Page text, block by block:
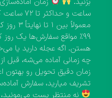
ساعت و
معمولاً بین ۱ تا نهایتاً ۳ روز کاری. البته خیالتون راحت
۹۹٪ مواقع سفارش‌ها یک
هستن. اگه عجله دارید یا
چه زمانی آماده می‌شه، قبل
زمان دقیق تحویل رو بهتون
تشریف میارید، سفارش
نه منتظر پست می‌مونید،